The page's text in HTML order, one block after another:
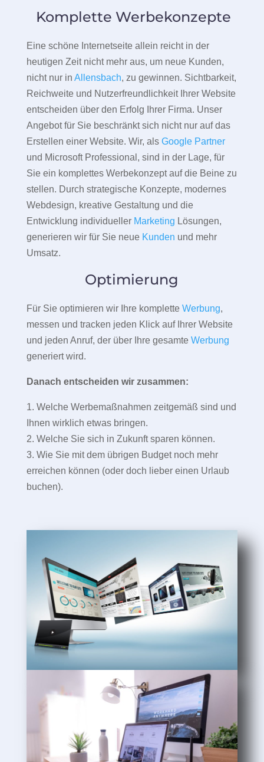
Komplette Werbekonzepte
Eine schöne Internetseite allein reicht in der
heutigen Zeit nicht mehr aus, um neue Kunden,
nicht nur in Allensbach, zu gewinnen. Sichtbarkeit,
Reichweite und Nutzerfreundlichkeit Ihrer Website
entscheiden über den Erfolg Ihrer Firma. Unser
Angebot für Sie beschränkt sich nicht nur auf das
Erstellen einer Website. Wir, als Google Partner
und Microsoft Professional, sind in der Lage, für
Sie ein komplettes Werbekonzept auf die Beine zu
stellen. Durch strategische Konzepte, modernes
Webdesign, kreative Gestaltung und die
Entwicklung individueller Marketing Lösungen,
generieren wir für Sie neue Kunden und mehr
Umsatz.
Optimierung
Für Sie optimieren wir Ihre komplette Werbung,
messen und tracken jeden Klick auf Ihrer Website
und jeden Anruf, der über Ihre gesamte Werbung
generiert wird.
Danach entscheiden wir zusammen:
1. Welche Werbemaßnahmen zeitgemäß sind und
Ihnen wirklich etwas bringen.
2. Welche Sie sich in Zukunft sparen können.
3. Wie Sie mit dem übrigen Budget noch mehr
erreichen können (oder doch lieber einen Urlaub
buchen).